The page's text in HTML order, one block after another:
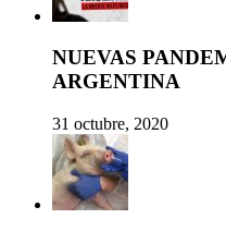
NUEVAS
ARGENTINA
31 octubre, 2020